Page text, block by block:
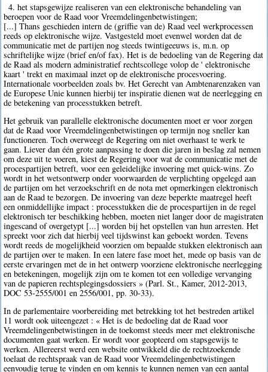
4. het stapsgewijze realiseren van een elektronische behandeling van
beroepen voor de Raad voor Vreemdelingenbetwistingen;
[...] Thans geschieden intern de (griffie van de) Raad veel werkprocessen
reeds op elektronische wijze. Vastgesteld moet evenwel worden dat de
communicatie met de partijen nog steeds twintigeeuws is, m.n. op
schriftelijke wijze (brief en/of fax). Het is de bedoeling van de Regering dat
de Raad als modern administratief rechtscollege volop de ' elektronische
kaart ' trekt en maximaal inzet op de elektronische procesvoering.
Internationale voorbeelden zoals bv. Het Gerecht van Ambtenarenzaken van
de Europese Unie kunnen hierbij ter inspiratie dienen wat de neerlegging en
de betekening van processtukken betreft.
Het gebruik van parallelle elektronische documenten moet er voor zorgen
dat de Raad voor Vreemdelingenbetwistingen op termijn nog sneller kan
functioneren. Toch overweegt de Regering om niet overhaast te werk te
gaan. Liever dan één grote aanpassing te doen die jaren in beslag zal nemen
om deze uit te voeren, kiest de Regering voor wat de communicatie met de
procespartijen betreft, voor een geleidelijke invoering met quick-wins. Zo
wordt in het wetsontwerp onder voorwaarden de verplichting opgelegd aan
de partijen om het verzoekschrift en de nota met opmerkingen elektronisch
aan de Raad te bezorgen. De invoering van deze beperkte maatregel heeft
een onmiddellijke impact : processtukken die de procespartijen in de regel
elektronisch ter beschikking hebben, moeten niet langer door de magistraten
ingescand of overgetypt [...] worden bij het opstellen van hun arresten. Het
spreekt voor zich dat hierbij veel tijdswinst kan geboekt worden. Tevens
wordt reeds de mogelijkheid voorzien om bepaalde stukken elektronisch aan
de partijen over te maken. In een latere fase moet het, mede op basis van de
eerste ervaringen met de in het ontwerp voorziene elektronische neerlegging
en betekeningen, mogelijk zijn om te komen tot een volledige vervanging
van de papieren rechtsplegingsdossiers » (Parl. St., Kamer, 2012-2013,
DOC 53-2555/001 en 2556/001, pp. 30-33).
In de parlementaire voorbereiding met betrekking tot het bestreden artikel
11 wordt ook uiteengezet : « Het is de bedoeling dat de Raad voor
Vreemdelingenbetwistingen in de toekomst steeds meer met elektronische
documenten gaat werken. Er wordt voor geopteerd om stapsgewijs te
werken. Allereerst werd een website ontwikkeld die de rechtzoekende
toelaat de rechtspraak van de Raad voor Vreemdelingenbetwistingen
eenvoudig terug te vinden en om kennis te kunnen nemen van een aantal